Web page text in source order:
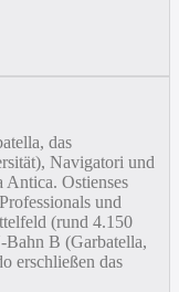
das
Navigatori und
Antica. Ostienses
und
(rund 4.150
Bahn B (Garbatella,
erschließen das